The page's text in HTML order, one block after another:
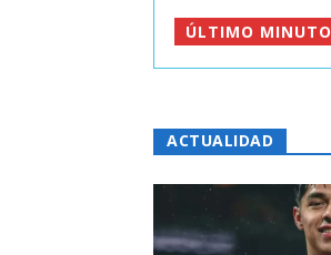
ÚLTIMO MINUTO
ACTUALIDAD